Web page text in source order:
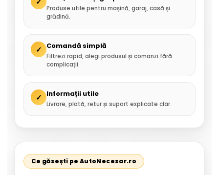
Produse utile pentru mașină, garaj, casă și
grădină.
✓ Comandă simplă
Filtrezi rapid, alegi produsul și comanzi fără
complicații.
✓ Informații utile
Livrare, plată, retur și suport explicate clar.
Ce găsești pe AutoNecesar.ro